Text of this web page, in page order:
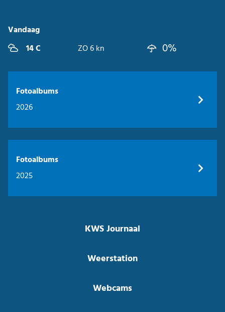
Vandaag
14 C
ZO 6 kn 0%
Fotoalbums
2026
Fotoalbums
2025
KWS Journaal
Weerstation
Webcams